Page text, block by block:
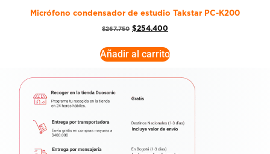
Micrófono condensador de estudio Takstar PC-K200
$267.750 $254.400
Añadir al carrito